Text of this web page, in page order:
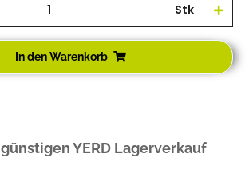
Stk
In den Warenkorb
günstigen YERD Lagerverkauf